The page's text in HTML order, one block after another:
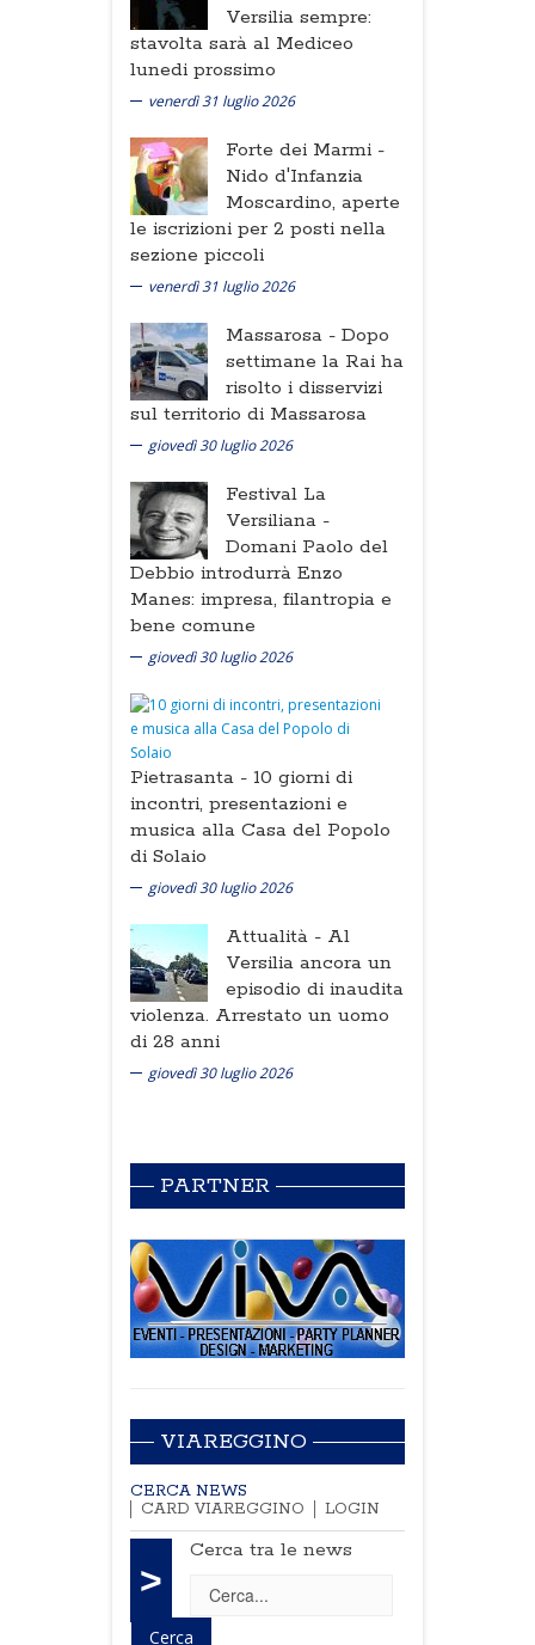
Versilia sempre:
stavolta sarà al Mediceo
lunedi prossimo
venerdì 31 luglio 2026
Forte dei Marmi -
Nido d'Infanzia
Moscardino, aperte
le iscrizioni per 2 posti nella
sezione piccoli
venerdì 31 luglio 2026
Massarosa - Dopo
settimane la Rai ha
risolto i disservizi
sul territorio di Massarosa
giovedì 30 luglio 2026
Festival La
Versiliana -
Domani Paolo del
Debbio introdurrà Enzo
Manes: impresa, filantropia e
bene comune
giovedì 30 luglio 2026
Pietrasanta - 10 giorni di
incontri, presentazioni e
musica alla Casa del Popolo
di Solaio
giovedì 30 luglio 2026
Attualità - Al
Versilia ancora un
episodio di inaudita
violenza. Arrestato un uomo
di 28 anni
giovedì 30 luglio 2026
PARTNER
VIAREGGINO
CERCA NEWS
CARD VIAREGGINO
LOGIN
>
Cerca tra le news